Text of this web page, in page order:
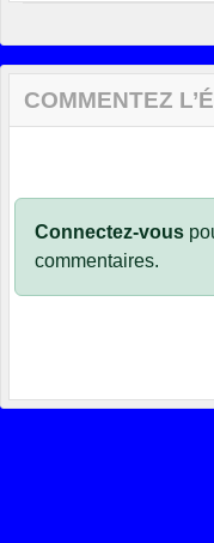
COMMENTEZ
Connectez-vous
commentaires.